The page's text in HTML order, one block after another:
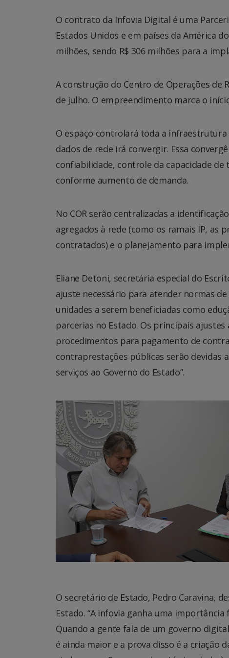
O contrato da Infovia Digital é uma
Estados Unidos e em países da América
milhões, sendo R$ 306 milhões para a
A construção do Centro de Operações de
de julho. O empreendimento marca o
O espaço controlará toda a
dados de rede irá convergir. Essa
confiabilidade, controle da capacidade
conforme aumento de demanda.
No COR serão centralizadas a
agregados à rede (como os ramais IP, as
contratados) e o planejamento para
Eliane Detoni, secretária especial do
ajuste necessário para atender normas
unidades a serem beneficiadas como
parcerias no Estado. Os principais
procedimentos para pagamento de
contraprestações públicas serão devidas
serviços ao Governo do Estado”.
O secretário de Estado, Pedro Caravina,
Estado. “A infovia ganha uma
Quando a gente fala de um governo
é ainda maior e a prova disso é a criação